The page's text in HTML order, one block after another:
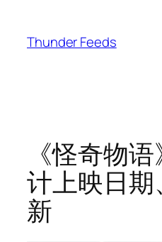
Thunder Feeds
《怪奇物
计上映日
新